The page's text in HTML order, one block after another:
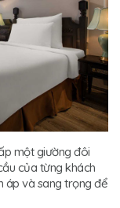
một giường đôi
của từng khách
áp và sang trọng để